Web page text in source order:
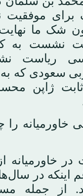
برای
شک ما نهایت
نشست به
ریاست
سعودی که
ثابت ژاپن
خاورمیانه را
در خاورمیانه
اینکه در
از جمله